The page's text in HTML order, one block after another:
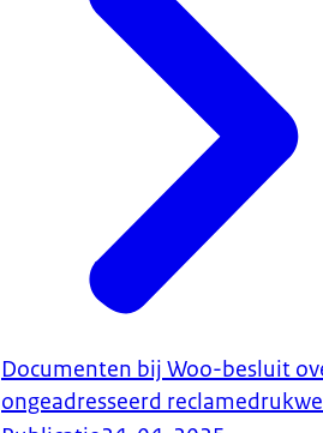
Documenten bij Woo-besluit
ongeadresseerd